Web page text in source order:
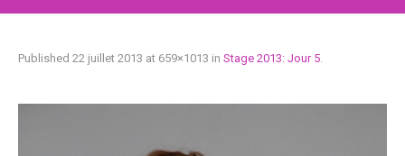
Published 22 juillet 2013 at 659×1013 in Stage 2013: Jour 5.